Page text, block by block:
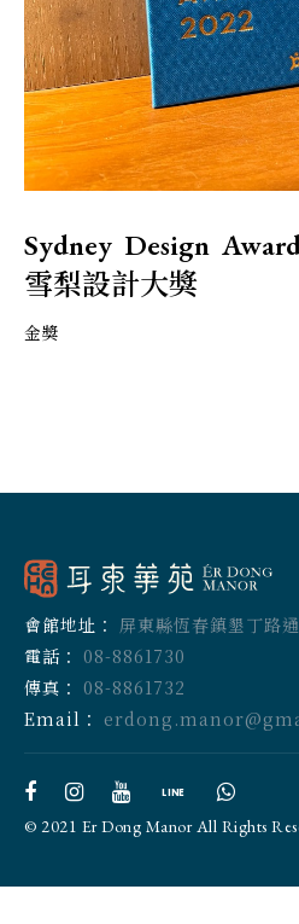
Sydney Design
雪梨設計大獎
金獎
會館地址： 屏東縣恆春鎮墾丁路
電話： 08-8861730
傳真： 08-8861732
Email：
© 2021 Er Dong Manor All Rights
LINE